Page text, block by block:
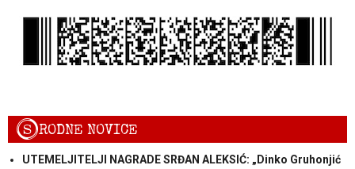
SRODNE NOVICE
UTEMELJITELJI NAGRADE SRĐAN ALEKSIĆ: „Dinko Gruhonjić